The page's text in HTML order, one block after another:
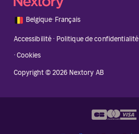
🇧🇪 Belgique·Français
Accessibilité · Politique de confidentialité
·Cookies
Copyright © 2026 Nextory AB